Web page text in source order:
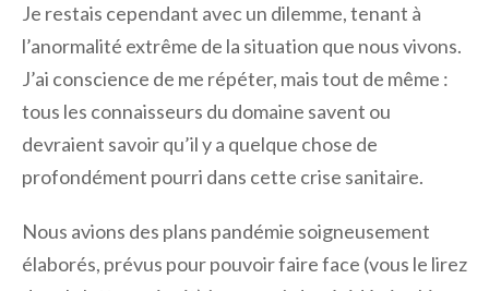
Je restais cependant avec un dilemme, tenant à
l’anormalité extrême de la situation que nous vivons.
J’ai conscience de me répéter, mais tout de même :
tous les connaisseurs du domaine savent ou
devraient savoir qu’il y a quelque chose de
profondément pourri dans cette crise sanitaire.
Nous avions des plans pandémie soigneusement
élaborés, prévus pour pouvoir faire face (vous le lirez